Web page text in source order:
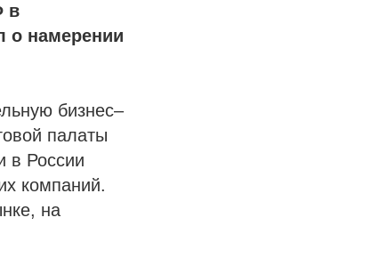
в
о намерении
бизнес–
палаты
в России
компаний.
на